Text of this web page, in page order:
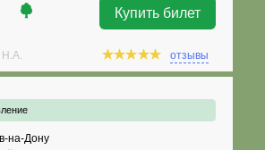
Купить билет
отзывы
на-Дону